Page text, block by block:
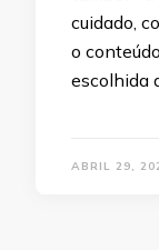
cuidado,
o
escolhida
ABRIL 29,